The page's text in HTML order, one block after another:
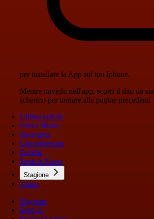
per installare la App sul tuo Iphone.
Mentre navighi nell'app, scorri il dito da
schermo per tornare alle pagine precedenti
Ultime notizie
News Milan
Rassegna
Calciomercato
Pagelle
Serie A News
Stagione
Video
Stagione
Serie A